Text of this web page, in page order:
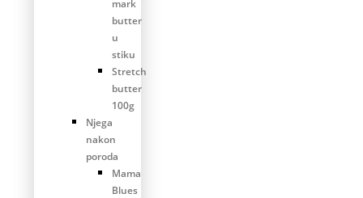
mark
butter
u
stiku
Stretch
butter
100g
Njega
nakon
poroda
Mama
Blues